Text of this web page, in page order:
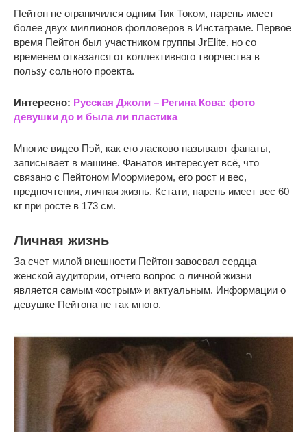
Пейтон не ограничился одним Тик Током, парень имеет
более двух миллионов фолловеров в Инстаграме. Первое
время Пейтон был участником группы JrElite, но со
временем отказался от коллективного творчества в
пользу сольного проекта.
Интересно: Русская Джоли – Регина Кова: фото
девушки до и была ли пластика
Многие видео Пэй, как его ласково называют фанаты,
записывает в машине. Фанатов интересует всё, что
связано с Пейтоном Моормиером, его рост и вес,
предпочтения, личная жизнь. Кстати, парень имеет вес 60
кг при росте в 173 см.
Личная жизнь
За счет милой внешности Пейтон завоевал сердца
женской аудитории, отчего вопрос о личной жизни
является самым «острым» и актуальным. Информации о
девушке Пейтона не так много.